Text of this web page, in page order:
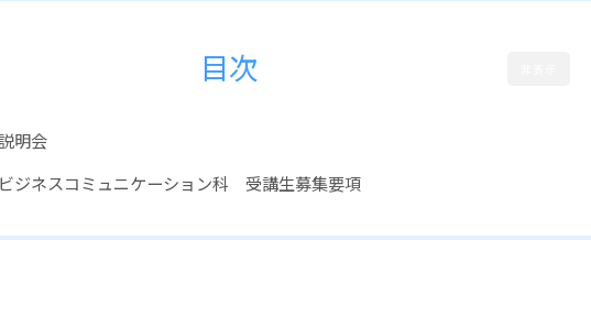
目次
明会
ジネスコミュニケーション科 受講生募集要項